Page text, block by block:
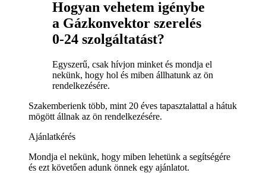
Hogyan vehetem igénybe
a Gázkonvektor szerelés
0-24 szolgáltatást?
Egyszerű, csak hívjon minket és mondja el
nekünk, hogy hol és miben állhatunk az ön
rendelkezésére.
Szakemberienk több, mint 20 éves tapasztalattal a hátuk
mögött állnak az ön rendelkezésére.
Ajánlatkérés
Mondja el nekünk, hogy miben lehetünk a segítségére
és ezt követően adunk önnek egy ajánlatot.